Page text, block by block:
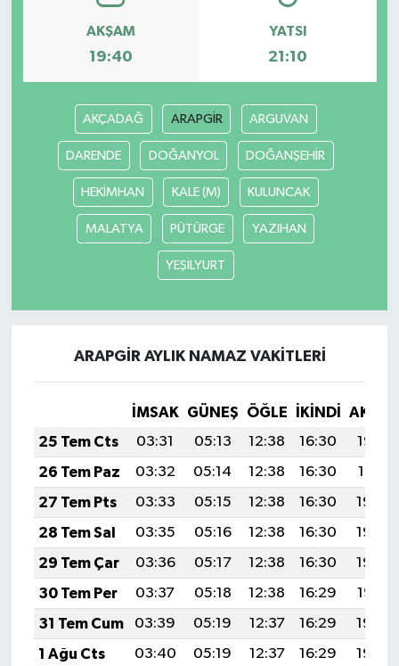
AKŞAM
19:40
YATSI
21:10
AKÇADAĞ ARAPGİR ARGUVAN
DARENDE DOĞANYOL DOĞANŞEHİR
HEKİMHAN KALE (M) KULUNCAK
MALATYA PÜTÜRGE YAZIHAN
YEŞİLYURT
ARAPGİR AYLIK NAMAZ VAKITLERI
İMSAK GÜNEŞ ÖĞLE İKINDI
25 Tem Cts
03:31 05:13 12:38 16:30
19:52
26 Tem Paz
03:32 05:14 12:38 16:30
19:51
27 Tem Pts
03:33 05:15 12:38 16:30
19:50
28 Tem Sal
03:35 05:16 12:38 16:30
19:49
29 Tem Çar
03:36 05:17 12:38 16:30
19:48
30 Tem Per
03:37 05:18 12:38 16:29
19:47
31 Tem Cum
03:39 05:19 12:37 16:29
19:46
1 Ağu Cts
03:40 05:19 12:37 16:29
19:45